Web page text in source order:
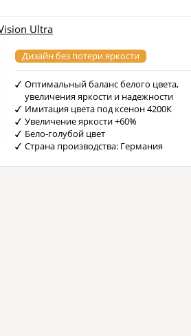
Ultra
Дизайн без потери яркости
Оптимальный баланс белого цвета,
увеличения яркости и надежности
Имитация цвета под ксенон 4200К
Увеличение яркости +60%
Бело-голубой цвет
Страна производства: Германия